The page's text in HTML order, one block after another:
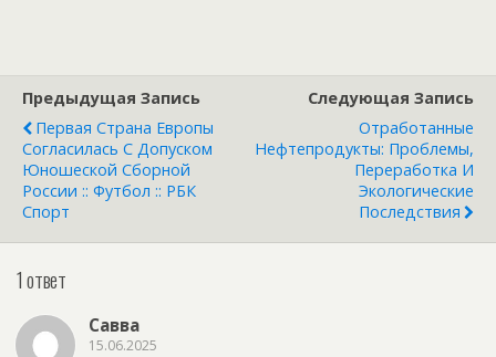
Другие :: РБК
Спорт
Предыдущая Запись
Первая Страна Европы
Согласилась С Допуском
Юношеской Сборной
России :: Футбол :: РБК
Спорт
Следующая Запись
Отработанные
Нефтепродукты: Проблемы,
Переработка И
Экологические
Последствия
1 ответ
Савва
15.06.2025